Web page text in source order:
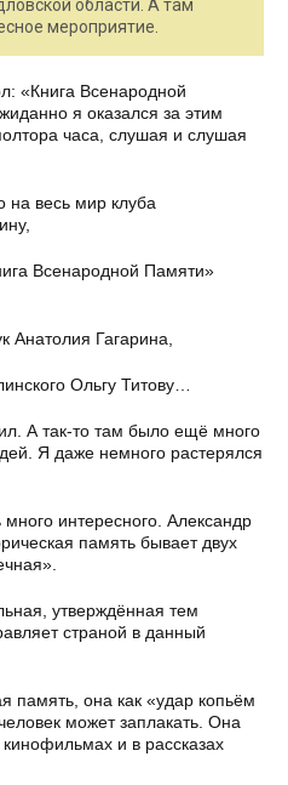
области. А там
мероприятие.
«Книга Всенародной
я оказался за этим
часа, слушая и слушая
на весь мир клуба
Всенародной Памяти»
Гагарина,
Ольгу Титову…
А так-то там было ещё много
Я даже немного растерялся
интересного. Александр
память бывает двух
утверждённая тем
страной в данный
память, она как «удар копьём
может заплакать. Она
кинофильмах и в рассказах